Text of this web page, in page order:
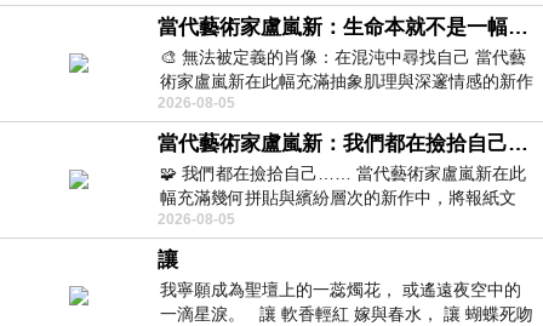
當代藝術家盧嵐新：生命本就不是一幅能被定義的肖像，在混亂與交疊中拼湊完整的靈魂
🎨 無法被定義的肖像：在混沌中尋找自己 當代藝
術家盧嵐新在此幅充滿抽象肌理與深邃情感的新作
中，以灰白為基底，交織著塗抹、刮擦與
2026-08-05
當代藝術家盧嵐新：我們都在撿拾自己，將散落的情緒與碎片，拼回生命完整的輪廓
🧩 我們都在撿拾自己…… 當代藝術家盧嵐新在此
幅充滿幾何拼貼與繽紛層次的新作中，將報紙文
字、彩色剪紙與明亮顏料層層
2026-08-05
讓
我寧願成為聖壇上的一蕊燭花， 或遙遠夜空中的
一滴星淚。 讓 軟香輕紅 嫁與春水， 讓 蝴蝶死吻